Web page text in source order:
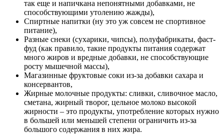
так еще и напичкана непонятными добавками, не
способствующими утолению жажды),
Спиртные напитки (ну это уж совсем не спортивное
питание),
Разные снеки (сухарики, чипсы), полуфабрикаты, фаст-
фуд (как правило, такие продукты питания содержат
много жиров и вредные добавки, не способствующие
росту мышечной массы),
Магазинные фруктовые соки из-за добавки сахара и
консервантов,
Жирные молочные продукты: сливки, сливочное масло,
сметана, жирный творог, цельное молоко высокой
жирности – это продукты, употребление которых нужно
в большей или меньшей степени ограничить из-за
большого содержания в них жира.